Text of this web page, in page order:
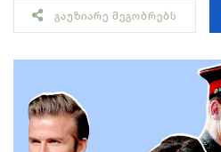
ᲒᲐᲣᲖᲘᲐᲠᲔ ᲛᲔᲒᲝᲑᲠᲔᲑᲡ